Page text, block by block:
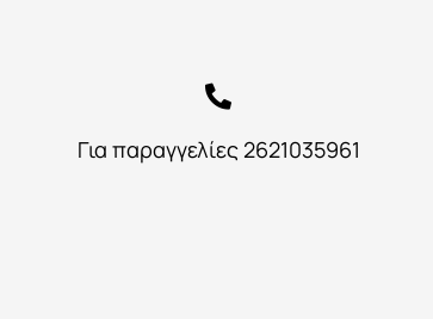
Για παραγγελίες 2621035961